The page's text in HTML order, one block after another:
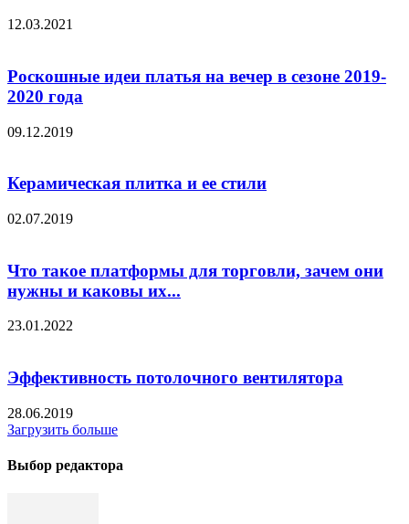
12.03.2021
Роскошные идеи платья на вечер в сезоне 2019-
2020 года
09.12.2019
Керамическая плитка и ее стили
02.07.2019
Что такое платформы для торговли, зачем они
нужны и каковы их...
23.01.2022
Эффективность потолочного вентилятора
28.06.2019
Загрузить больше
Выбор редактора